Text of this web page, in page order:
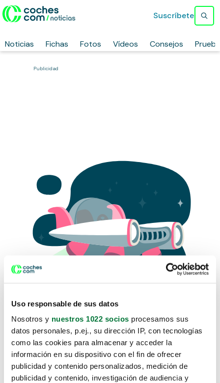
Uso responsable de sus datos
Nosotros y nuestros 1022 socios procesamos sus
datos personales, p.ej., su dirección IP, con tecnologías
como las cookies para almacenar y acceder la
información en su dispositivo con el fin de ofrecer
publicidad y contenido personalizados, medición de
publicidad y contenido, investigación de audiencia y
Noticias Fichas Fotos Vídeos Consejos
Suscríbete
Publicidad
Lo sentimos, no sabemos como
te hemos traido hasta aquí.